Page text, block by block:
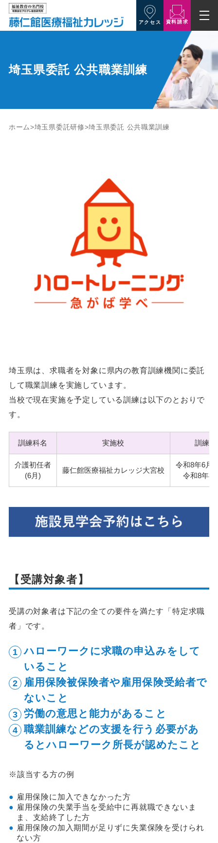
アクセス 資料請求
埼玉県委託 公共職業訓練
ホーム 埼玉県委託研修 埼玉県委託 公共職業訓練
埼玉県は、求職者を対象に県内の教育訓練機関に委託
して職業訓練を実施しています。
当校で現在実施を予定している訓練は以下のとおりで
す。
訓練科名 実施校 訓練
介護初任者
(6月)
藤仁館医療福祉カレッジ大宮校
令和8年6月
令和8年8
【受講対象者】
受講の対象者は下記の全ての要件を満たす「特定求職
者」です。
ハローワークに求職の申込みをして
いること
雇用保険被保険者や雇用保険受給者で
ないこと
労働の意思と能力があること
職業訓練などの支援を行う必要があ
るとハローワーク所長が認めたこと
※該当する方の例
雇用保険に加入できなかった方
雇用保険の失業手当を受給中に再就職できないま
ま、支給終了した方
雇用保険の加入期間が足りずに失業保険を受けられ
ない方